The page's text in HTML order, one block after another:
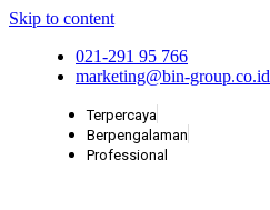
Skip to content
021-291 95 766
marketing@bin-group.co.id
Terpercaya
Berpengalaman
Professional